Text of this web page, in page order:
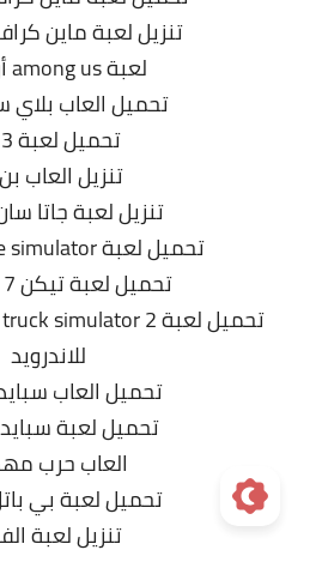
تنزيل لعبة ماين
لعبة among us أونلاين
تحميل العاب بلاي
تحميل لعبة igi 3
تنزيل العاب
تنزيل لعبة جاتا
تحميل لعبة streamer life simulator
تحميل لعبة تيكن 7 للاندرويد
للاندرويد
تحميل العاب
تحميل لعبة
العاب حرب
تحميل لعبة بي
تنزيل لعبة